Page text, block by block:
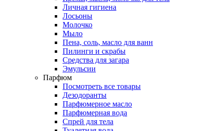
Личная гигиена
Лосьоны
Молочко
Мыло
Пена, соль, масло для ванн
Пилинги и скрабы
Средства для загара
Эмульсии
Парфюм
Посмотреть все товары
Дезодоранты
Парфюмерное масло
Парфюмерная вода
Спрей для тела